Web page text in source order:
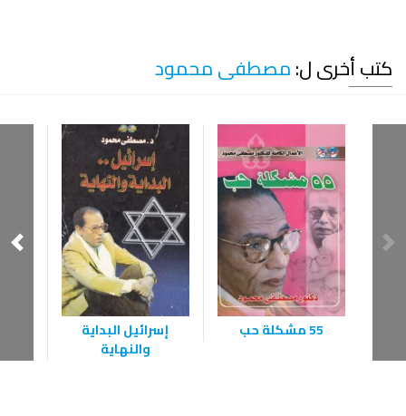
كتب أخرى ل:مصطفى محمود
55 مشكلة حب
إسرائيل البداية
والنهاية